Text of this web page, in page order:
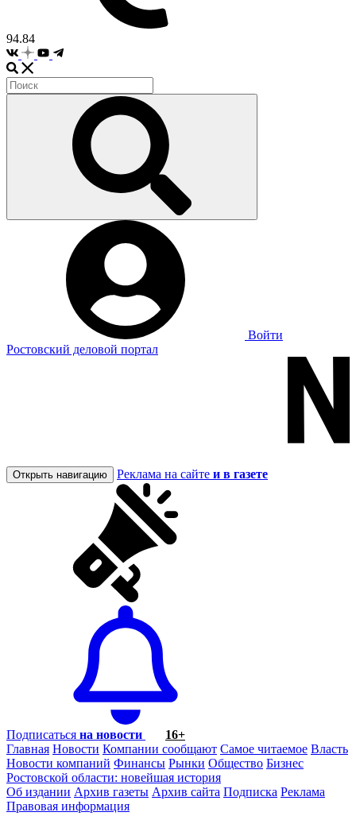
94.84
Войти
Ростовский деловой портал
Открыть навигацию Реклама на сайте и в газете
Подписаться на новости
16+
Главная Новости Компании сообщают Самое читаемое Власть
Новости компаний Финансы Рынки Общество Бизнес
Ростовской области: новейшая история
Об издании Архив газеты Архив сайта Подписка Реклама
Правовая информация